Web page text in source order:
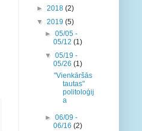
► 2018 (2)
▼ 2019 (5)
►05/05 -
05/12(1)
▼05/19 -
05/26(1)
"Vienkāršās
tautas"
politoloģij
a
►06/09 -
06/16(2)